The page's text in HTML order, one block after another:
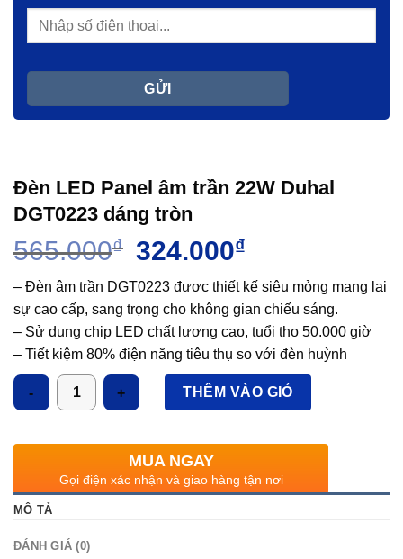
Đèn LED Panel âm trần 22W Duhal
DGT0223 dáng tròn
565.000₫ Giá
là:
565.000₫.
324.000₫
tại
là:
324.000₫.
– Đèn âm trần DGT0223 được thiết kế siêu mỏng mang lại
sự cao cấp, sang trọng cho không gian chiếu sáng.
– Sử dụng chip LED chất lượng cao, tuổi thọ 50.000 giờ
– Tiết kiệm 80% điện năng tiêu thụ so với đèn huỳnh
quang.
– Chỉ số hoàn màu cao Ra > 80.
như chiếu sáng văn phòng, công sở, chiếu sáng nhà ở,
trường học, trung tâm thương mại, đáp ứng được yêu cầu
tiết kiệm điện và mang lại hiệu quả chiếu sáng tốt nhất.
Số lượng
THÊM VÀO GIỎ
MUA NGAY
Gọi điện xác nhận và giao hàng tận nơi
MÔ TẢ
ĐÁNH GIÁ (0)